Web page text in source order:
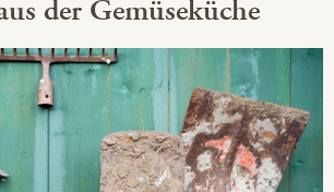
der Gemüseküche